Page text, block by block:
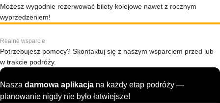
Możesz wygodnie rezerwować bilety kolejowe nawet z rocznym
wyprzedzeniem!
Realne wsparcie
Potrzebujesz pomocy? Skontaktuj się z naszym wsparciem przed lub
w trakcie podróży.
Nasza darmowa aplikacja na każdy etap podróży —
planowanie nigdy nie było łatwiejsze!